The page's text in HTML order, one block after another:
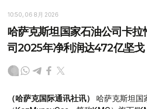
10:50, 06 8月 2026
哈萨克斯坦国家石油公司卡拉
司2025年净利润达472亿坚戈
（哈萨克国际通讯社讯）
哈萨克斯坦国